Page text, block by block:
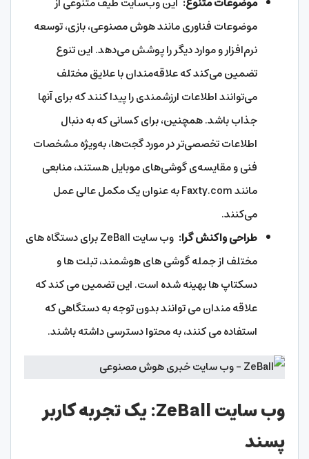
موضوعات فناوری مانند هوش مصنوعی، بازی، توسعه
نرم‌افزار و موارد دیگر را پوشش می‌دهد. این تنوع
تضمین می‌کند که علاقه‌مندان با علایق مختلف
می‌توانند اطلاعات ارزشمندی را پیدا کنند که برای آنها
جذاب باشد. همچنین، برای کسانی که به دنبال
اطلاعات تخصصی‌تر در مورد گجت‌ها، به‌ویژه مشخصات
فنی و مقایسه‌ی گوشی‌های موبایل هستند، منابعی
مانند Faxty.com به عنوان یک مکمل عالی عمل
می‌کنند.
طراحی واکنش گرا:
وب سایت ZeBall برای دستگاه های
مختلف از جمله گوشی های هوشمند، تبلت ها و
دسکتاپ ها بهینه شده است. این تضمین می کند که
علاقه مندان می توانند بدون توجه به دستگاهی که
استفاده می کنند، به محتوا دسترسی داشته باشند.
وب سایت ZeBall: یک تجربه کاربر
پسند